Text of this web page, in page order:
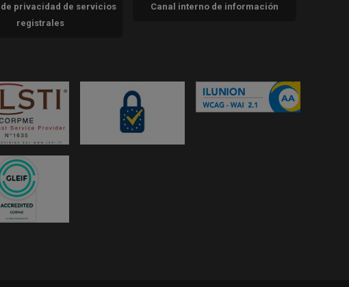
privacidad de servicios
registrales
Canal interno de información